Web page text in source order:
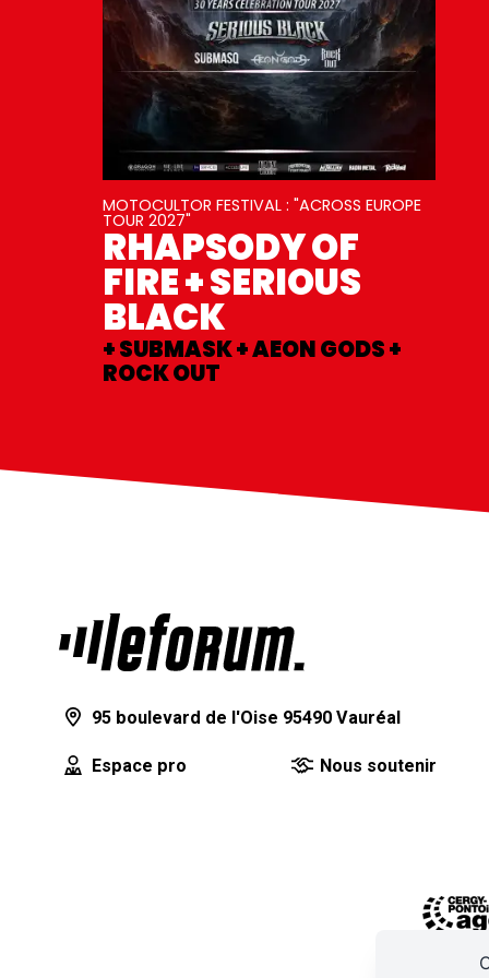
MOTOCULTOR FESTIVAL : "ACROSS EUROPE
TOUR 2027"
RHAPSODY OF
FIRE + SERIOUS
BLACK
+ SUBMASK + AEON GODS +
ROCK OUT
95 boulevard de l'Oise 95490 Vauréal
Espace pro Nous soutenir